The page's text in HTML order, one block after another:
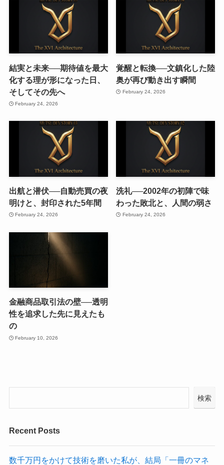
結実と未来──期待値を最大
化する理が形になった日、
そしてその先へ
February 24, 2026
覚醒と転換──文鎮化した陸
奥が再び動き出す瞬間
February 24, 2026
出航と潜伏──自動売買の夜
明けと、封印された5年間
February 24, 2026
洗礼──2002年の初陣で味
わった敗北と、人間の弱さ
February 24, 2026
金融商品取引法の壁──透明
性を追求した先に見えたも
の
February 10, 2026
検索
Recent Posts
数千万円をかけて技術を磨いた私が、結局「一冊のマネ